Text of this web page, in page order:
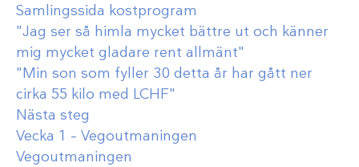
Samlingssida kostprogram
"Jag ser så himla mycket bättre ut och känner
mig mycket gladare rent allmänt"
"Min son som fyller 30 detta år har gått ner
cirka 55 kilo med LCHF"
Nästa steg
Vecka 1 – Vegoutmaningen
Vegoutmaningen